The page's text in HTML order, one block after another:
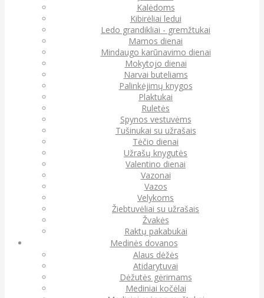
Kalėdoms
Kibirėliai ledui
Ledo grandikliai - gremžtukai
Mamos dienai
Mindaugo karūnavimo dienai
Mokytojo dienai
Narvai buteliams
Palinkėjimų knygos
Plaktukai
Ruletės
Spynos vestuvėms
Tušinukai su užrašais
Tėčio dienai
Užrašų knygutės
Valentino dienai
Vazonai
Vazos
Velykoms
Žiebtuvėliai su užrašais
Žvakės
Raktų pakabukai
Medinės dovanos
Alaus dėžės
Atidarytuvai
Dėžutės gėrimams
Mediniai kočėlai